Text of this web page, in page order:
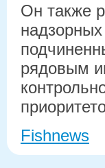
Он также
рядовым
Fishnews